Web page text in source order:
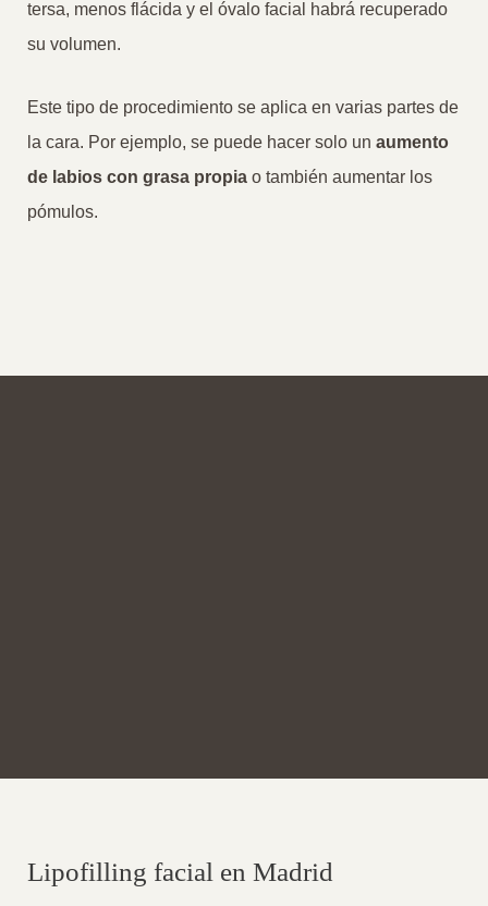
tersa, menos flácida y el óvalo facial habrá recuperado
su volumen.
Este tipo de procedimiento se aplica en varias partes de
la cara. Por ejemplo, se puede hacer solo un aumento
de labios con grasa propia o también aumentar los
pómulos.
Lipofilling facial en Madrid